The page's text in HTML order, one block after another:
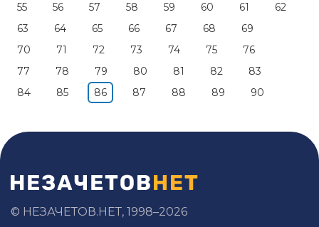
55
56 57 58 59 60 61
62
63
64 65 66 67 68
69
70
71 72 73 74 75
76
77
78 79 80 81 82
83
84
85 86 87 88 89 90
© НЕЗАЧЕТОВ.НЕТ, 1998–2026